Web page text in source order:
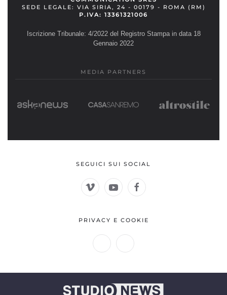
SEDE LEGALE: VIA SIRIA, 24 - 00179 - ROMA (RM)
P.IVA: 13361321006
Iscrizione Tribunale: 4/2022 del Registro Stampa in data 18
Gennaio 2022
MEDIA PARTNERS
SEGUICI SUI SOCIAL
PRIVACY E COOKIE